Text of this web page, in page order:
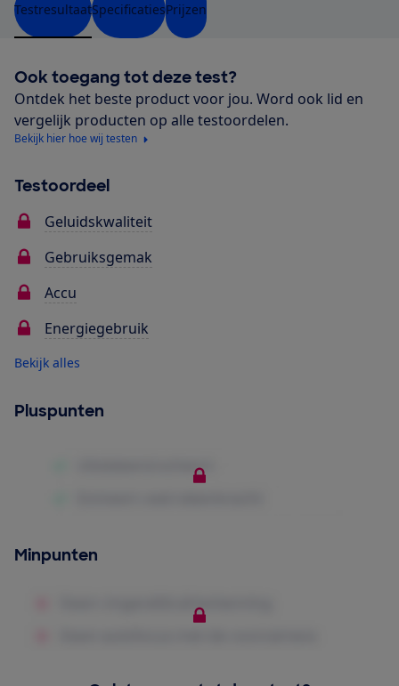
TestresultaatSpecificatiesPrijzen
Ook toegang tot deze test?
Ontdek het beste product voor jou. Word ook lid en
vergelijk producten op alle testoordelen.
Bekijk hier hoe wij testen
Testoordeel
Geluidskwaliteit
Gebruiksgemak
Accu
Energiegebruik
Bekijk alles
Pluspunten
Minpunten